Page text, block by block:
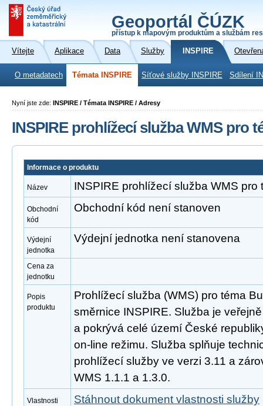
Geoportál ČÚZK
přístup k mapovým produktům a službám
Vítejte Aplikace Data Služby INSPIRE
O metadatech Témata INSPIRE Síťové služby INSPIRE Sdílení
Nyní jste zde: INSPIRE / Témata INSPIRE / Adresy
INSPIRE prohlížecí služba WMS pro
Informace o produktu
Název INSPIRE prohlížecí služba WMS pro
Obchodní
kód
Obchodní kód není stanoven
Výdejní
jednotka
Výdejní jednotka není stanovena
Cena za
jednotku
Popis
produktu
Prohlížecí služba (WMS) pro téma
směrnice INSPIRE. Služba je
a pokrývá celé území České
on-line režimu. Služba splňuje
prohlížecí služby ve verzi 3.11 a
WMS 1.1.1 a 1.3.0.
Vlastnosti
Stáhnout dokument vlastnosti služby